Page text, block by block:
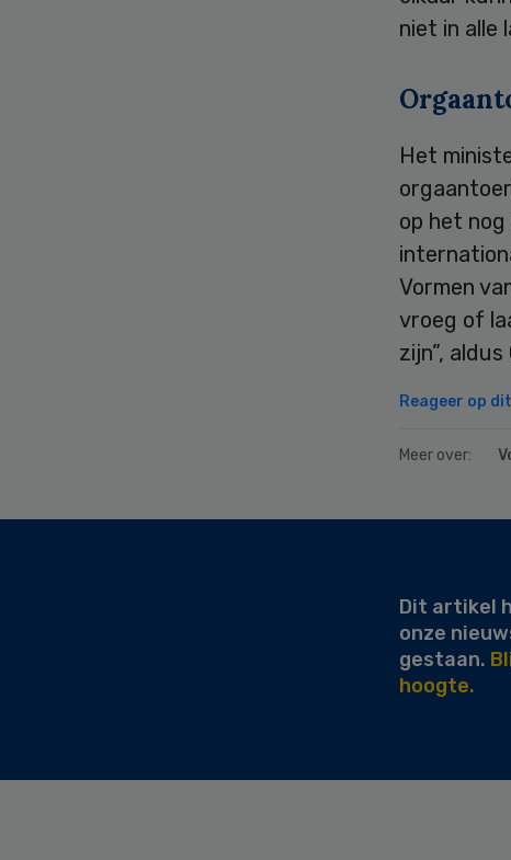
niet in alle
Het
op het
Vormen
vroeg of
zijn”,
Reageer op
Meer over:
Dit artikel
onze
gestaan.
hoogte.